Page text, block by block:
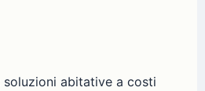
soluzioni abitative a costi